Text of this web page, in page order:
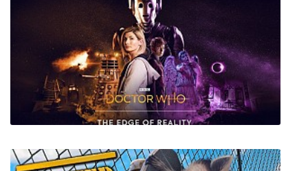
Everspace 2